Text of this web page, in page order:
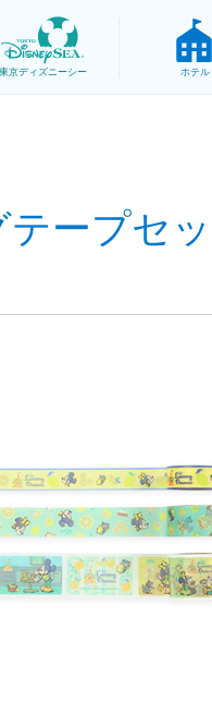
東京ディズニーシー ホテル
ープセ